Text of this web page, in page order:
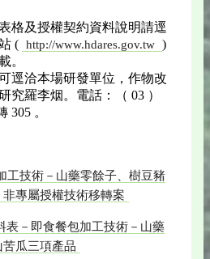
格及授權契約資料說明請逕
( http://www.hdares.gov.tw )
。
逕洽本場研發單位，作物改
究羅李烟。電話：（ 03 ）
305 。
工技術－山藥零餘子、樹豆豬
專屬授權技術移轉案
表－即食餐包加工技術－山藥
瓜三項產品